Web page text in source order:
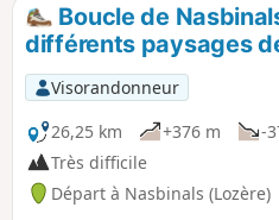
Boucle de
différents paysages
Visorandonneur
26,25 km
+376 m -
Très difficile
Départ à Nasbinals (Lozère)